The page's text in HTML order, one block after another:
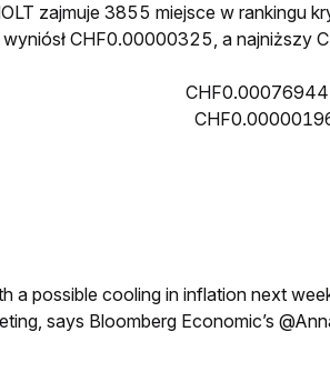
zajmuje 3855 miejsce w rankingu
CHF0.00000325, a najniższy
a possible cooling in inflation next
says Bloomberg Economic’s